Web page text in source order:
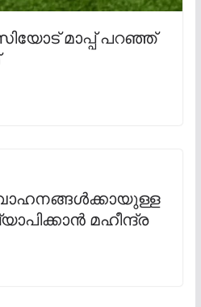
മാപ്പ് പറഞ്ഞ്
വാഹനങ്ങൾക്കായുള്ള
മഹീന്ദ്ര